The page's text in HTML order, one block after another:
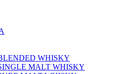
WHISKY
MALT WHISKY